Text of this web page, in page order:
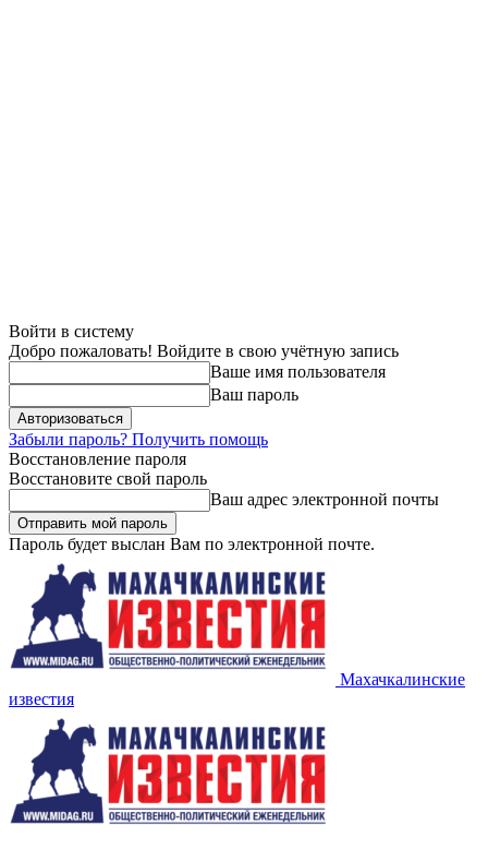
Войти в систему
Добро пожаловать! Войдите в свою учётную запись
Ваше имя пользователя
Ваш пароль
Забыли пароль? Получить помощь
Восстановление пароля
Восстановите свой пароль
Ваш адрес электронной почты
Пароль будет выслан Вам по электронной почте.
Махачкалинские
известия